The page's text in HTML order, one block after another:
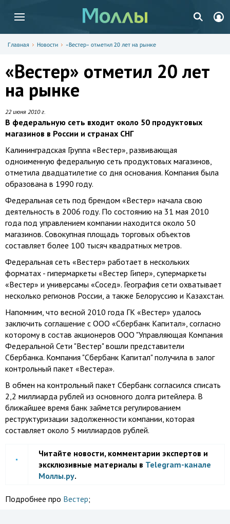
Главная Новости «Вестер» отметил 20 лет на рынке
«Вестер» отметил 20 лет
на рынке
22 июня 2010 г.
В федеральную сеть входит около 50 продуктовых
магазинов в России и странах СНГ
Калининградская Группа «Вестер», развивающая
одноименную федеральную сеть продуктовых магазинов,
отметила двадцатилетие со дня основания. Компания была
образована в 1990 году.
Федеральная сеть под брендом «Вестер» начала свою
деятельность в 2006 году. По состоянию на 31 мая 2010
года под управлением компании находится около 50
магазинов. Совокупная площадь торговых объектов
составляет более 100 тысяч квадратных метров.
Федеральная сеть «Вестер» работает в нескольких
форматах - гипермаркеты «Вестер Гипер», супермаркеты
«Вестер» и универсамы «Сосед». География сети охватывает
несколько регионов России, а также Белоруссию и Казахстан.
Напомним, что весной 2010 года ГК «Вестер» удалось
заключить соглашение с ООО «Сбербанк Капитал», согласно
которому в состав акционеров ООО "Управляющая Компания
Федеральной Сети "Вестер" вошли представители
Сбербанка. Компания "Сбербанк Капитал" получила в залог
контрольный пакет «Вестера».
В обмен на контрольный пакет Сбербанк согласился списать
2,2 миллиарда рублей из основного долга ритейлера. В
ближайшее время банк займется регулированием
реструктуризации задолженности компании, которая
составляет около 5 миллиардов рублей.
Читайте новости, комментарии экспертов и
эксклюзивные материалы в Telegram-канале
Моллы.ру.
Подробнее про Вестер;